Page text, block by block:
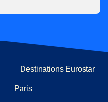
Destinations Eurostar
Paris